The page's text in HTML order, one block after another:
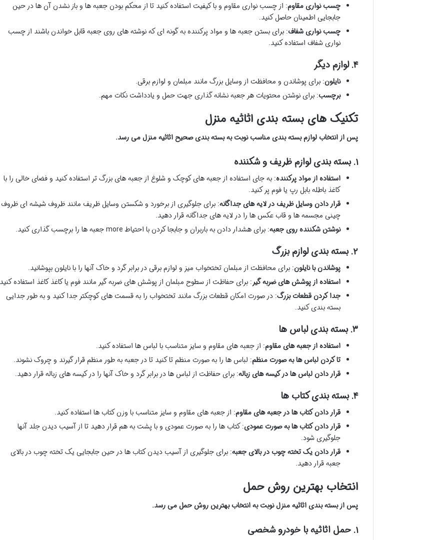
چسب نواری مقاوم: از چسب نواری مقاوم و با کیفیت استفاده کنید تا از محکم بودن جعبه ها و باز نشدن آن ها در حین
جابجایی اطمینان حاصل کنید.
چسب نواری شفاف: برای بستن جعبه ها و مواد پرکننده به گونه ای که نوشته های روی جعبه قابل خواندن باشند از چسب
نواری شفاف استفاده کنید.
۴. لوازم دیگر
نایلون: برای پوشاندن و محافظت از وسایل بزرگ مانند مبلمان و لوازم برقی.
برچسب: برای نوشتن محتویات هر جعبه نشانه گذاری جهت حمل و یادداشت نکات مهم.
تکنیک های بسته بندی اثاثیه منزل
پس از انتخاب لوازم بسته بندی مناسب نوبت به بسته بندی صحیح اثاثیه منزل می رسد.
۱. بسته بندی لوازم ظریف و شکننده
استفاده از مواد پرکننده: به جای استفاده از جعبه های کوچک و شلوغ از جعبه های بزرگ تر استفاده کنید و فضای خالی را با
کاغذ باطله بابل رپ یا فوم پر کنید.
قرار دادن وسایل ظریف در لایه های جداگانه: برای جلوگیری از برخورد و شکستن وسایل ظریف مانند ظروف شیشه ای ظروف
چینی مجسمه ها و قاب عکس ها را در لایه های جداگانه قرار دهید.
نوشتن شکننده روی جعبه: برای هشدار دادن به باربران و جابجا کردن با احتیاط more جعبه ها را برچسب گذاری کنید.
۲. بسته بندی لوازم بزرگ
پوشاندن با نایلون: برای محافظت از مبلمان تختخواب میز و لوازم برقی در برابر گرد و خاک آنها را با نایلون بپوشانید.
استفاده از پوشش های ضربه گیر: برای حفاظت از سطوح مبلمان از پوشش های ضربه گیر مانند فوم یا کاغذ کاغذ استفاده
جدا کردن قطعات بزرگ: در صورت امکان قطعات بزرگ مانند تختخواب را به قسمت های کوچکتر جدا کنید و به طور جدایی
بسته بندی کنید.
۳. بسته بندی لباس ها
استفاده از جعبه های مقاوم: از جعبه های مقاوم و سایز متناسب با لباس ها استفاده کنید.
تا کردن لباس ها به صورت منظم: لباس ها را به صورت منظم تا کنید تا در جعبه به طور منظم قرار گیرند و چروک نشوند.
قرار دادن لباس ها در کیسه های زباله: برای حفاظت از لباس ها در برابر گرد و خاک آنها را در کیسه های زباله قرار دهید.
۴. بسته بندی کتاب ها
قرار دادن کتاب ها در جعبه های مقاوم: از جعبه های مقاوم و سایز متناسب با وزن کتاب ها استفاده کنید.
قرار دادن کتاب ها به صورت عمودی: کتاب ها را به صورت عمودی و با پشت به هم قرار دهید تا از آسیب دیدن جلد آنها
جلوگیری شود.
قرار دادن یک تخته چوب در بالای جعبه: برای جلوگیری از آسیب دیدن کتاب ها در حین جابجایی یک تخته چوب در بالای
جعبه قرار دهید.
انتخاب بهترین روش حمل
پس از بسته بندی اثاثیه منزل نوبت به انتخاب بهترین روش حمل می رسد.
۱. حمل اثاثیه با خودرو شخصی